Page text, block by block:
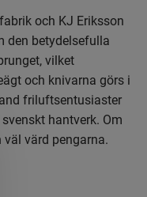
och KJ Eriksson
den betydelsefulla
vilket
och knivarna görs i
friluftsentusiaster
hantverk. Om
väl värd pengarna.